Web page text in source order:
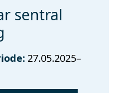
sentral
27.05.2025–